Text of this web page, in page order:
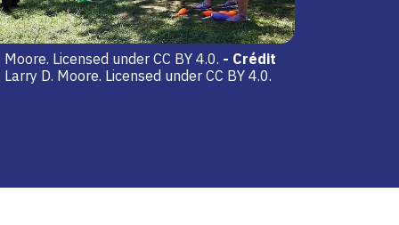
Licensed under CC BY 4.0. - Crédit
D. Moore. Licensed under CC BY 4.0.